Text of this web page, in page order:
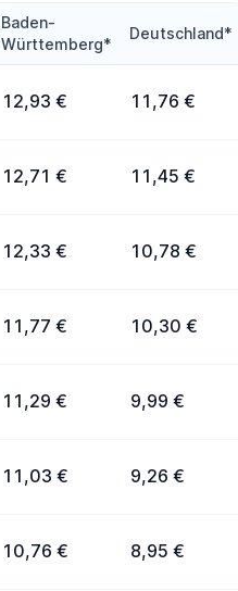
Baden-
Württemberg*
Deutschland*
12,93 € 11,76 €
12,71 € 11,45 €
12,33 € 10,78 €
11,77 € 10,30 €
11,29 € 9,99 €
11,03 € 9,26 €
10,76 € 8,95 €